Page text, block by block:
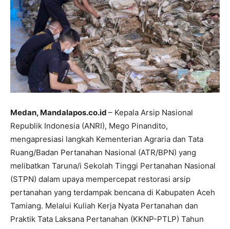
​Medan, Mandalapos.co.id – Kepala Arsip Nasional
Republik Indonesia (ANRI), Mego Pinandito,
mengapresiasi langkah Kementerian Agraria dan Tata
Ruang/Badan Pertanahan Nasional (ATR/BPN) yang
melibatkan Taruna/i Sekolah Tinggi Pertanahan Nasional
(STPN) dalam upaya mempercepat restorasi arsip
pertanahan yang terdampak bencana di Kabupaten Aceh
Tamiang. Melalui Kuliah Kerja Nyata Pertanahan dan
Praktik Tata Laksana Pertanahan (KKNP-PTLP) Tahun